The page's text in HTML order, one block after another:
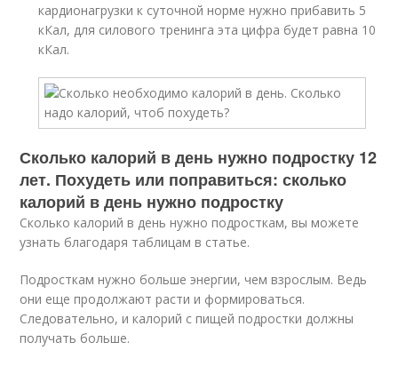
кардионагрузки к суточной норме нужно прибавить 5
кКал, для силового тренинга эта цифра будет равна 10
кКал.
Сколько калорий в день нужно подростку 12
лет. Похудеть или поправиться: сколько
калорий в день нужно подростку
Сколько калорий в день нужно подросткам, вы можете
узнать благодаря таблицам в статье.
Подросткам нужно больше энергии, чем взрослым. Ведь
они еще продолжают расти и формироваться.
Следовательно, и калорий с пищей подростки должны
получать больше.